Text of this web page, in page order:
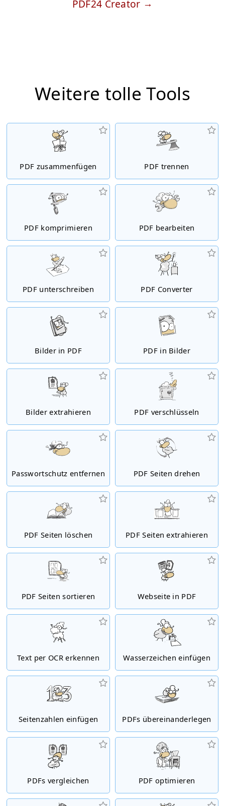
PDF24 Creator
Weitere tolle Tools
PDF zusammenfügen PDF trennen
PDF komprimieren PDF bearbeiten
PDF unterschreiben PDF Converter
Bilder in PDF PDF in Bilder
Bilder extrahieren PDF verschlüsseln
Passwortschutz entfernen PDF Seiten drehen
PDF Seiten löschen PDF Seiten extrahieren
PDF Seiten sortieren Webseite in PDF
Text per OCR erkennen Wasserzeichen einfügen
Seitenzahlen einfügen PDFs übereinanderlegen
PDFs vergleichen PDF optimieren